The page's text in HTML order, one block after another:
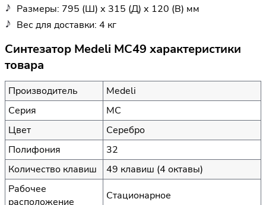
Размеры: 795 (Ш) х 315 (Д) х 120 (В) мм
Вес для доставки: 4 кг
Синтезатор Medeli MC49 характеристики
товара
Производитель
Medeli
Серия
MC
Цвет
Серебро
Полифония
32
Количество клавиш
49 клавиш (4 октавы)
Рабочее
расположение
Стационарное